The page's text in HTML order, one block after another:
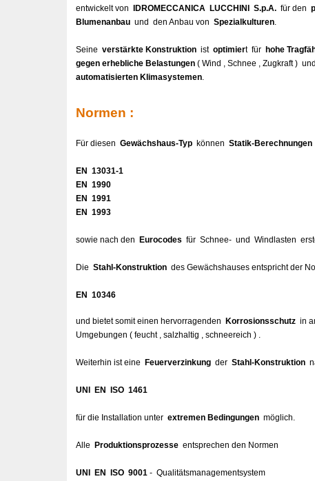
entwickelt von
IDROMECCANICA LUCCHINI S.p.A. für den
Blumenanbau und den Anbau vonSpezialkulturen.
Seineverstärkte Konstruktion istoptimiert für hohe
gegen erhebliche Belastungen ( Wind , Schnee , Zugkraft )
automatisierten Klimasystemen.
Normen :
Für diesenGewächshaus-Typ könnenStatik-Berechnungen
EN 13031-1
EN 1990
EN 1991
EN 1993
sowie nach den Eurocodes für Schnee- und Windlasten
DieStahl-Konstruktion des Gewächshausesentspricht der
EN 10346
und bietet somit einen hervorragenden Korrosionsschutz in
Umgebungen ( feucht , salzhaltig , schneereich ) .
Weiterhin ist eine Feuerverzinkung derStahl-Konstruktion
UNI EN ISO 1461
für die Installation unterextremen Bedingungen möglich.
Alle Produktionsprozesse entsprechen den Normen
UNI EN ISO 9001 - Qualitätsmanagementsystem